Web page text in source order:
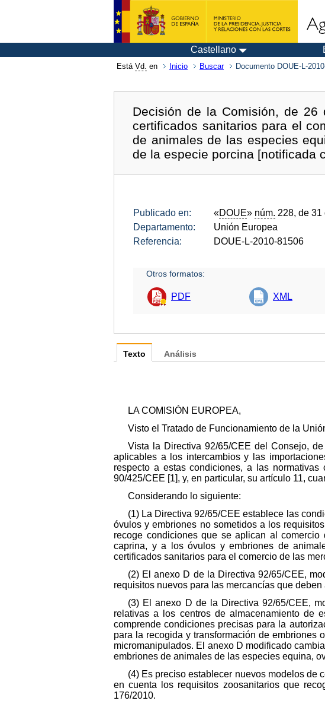
Castellano
Está Vd. en Inicio Buscar Documento DOUE-L-
Decisión de la Comisión, de
certificados sanitarios para el
de animales de las especies
de la especie porcina [notificada
Publicado en: «DOUE» núm. 228, de
Departamento:
Unión Europea
Referencia:
DOUE-L-2010-81506
Otros formatos:
PDF XML
Texto
LA COMISIÓN EUROPEA,
Visto el Tratado de Funcionamiento de la
Vista la Directiva 92/65/CEE del Consejo,
aplicables a los intercambios y las
respecto a estas condiciones, a las
90/425/CEE [1], y, en particular, su artículo 11,
Considerando lo siguiente:
(1) La Directiva 92/65/CEE establece las
óvulos y embriones no sometidos a los
recoge condiciones que se aplican al
caprina, y a los óvulos y embriones de
certificados sanitarios para el comercio de las
(2) El anexo D de la Directiva 92/65/CEE,
requisitos nuevos para las mercancías que
(3) El anexo D de la Directiva 92/65/CEE,
relativas a los centros de almacenamiento de
comprende condiciones precisas para la
para la recogida y transformación de embriones
micromanipulados. El anexo D modificado
embriones de animales de las especies equina,
(4) Es preciso establecer nuevos modelos de
en cuenta los requisitos zoosanitarios que
176/2010.
Análisis